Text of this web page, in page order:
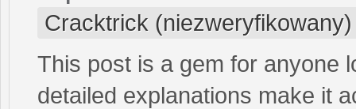
Cracktrick (niezweryfikowany)
This post is a gem for anyone
detailed explanations make it